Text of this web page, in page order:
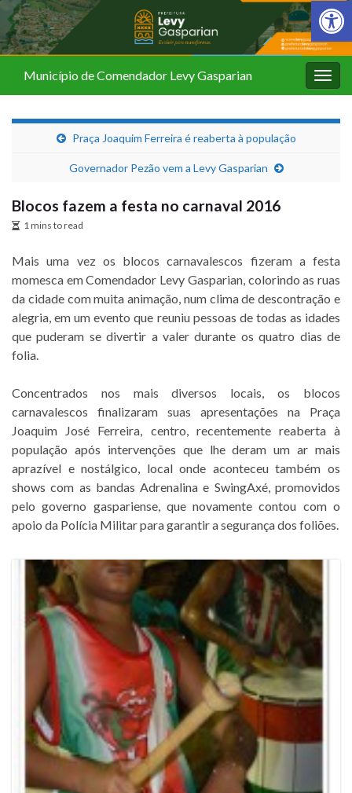
Barra de
Município de Comendador Levy Gasparian
Praça Joaquim Ferreira é reaberta à população
Governador Pezão vem a Levy Gasparian
Blocos fazem a festa no carnaval 2016
1 mins to read
Mais uma vez os blocos carnavalescos fizeram a festa
momesca em Comendador Levy Gasparian, colorindo as ruas
da cidade com muita animação, num clima de descontração e
alegria, em um evento que reuniu pessoas de todas as idades
que puderam se divertir a valer durante os quatro dias de
folia.
Concentrados nos mais diversos locais, os blocos
carnavalescos finalizaram suas apresentações na Praça
Joaquim José Ferreira, centro, recentemente reaberta à
população após intervenções que lhe deram um ar mais
aprazível e nostálgico, local onde aconteceu também os
shows com as bandas Adrenalina e SwingAxé, promovidos
pelo governo gaspariense, que novamente contou com o
apoio da Polícia Militar para garantir a segurança dos foliões.